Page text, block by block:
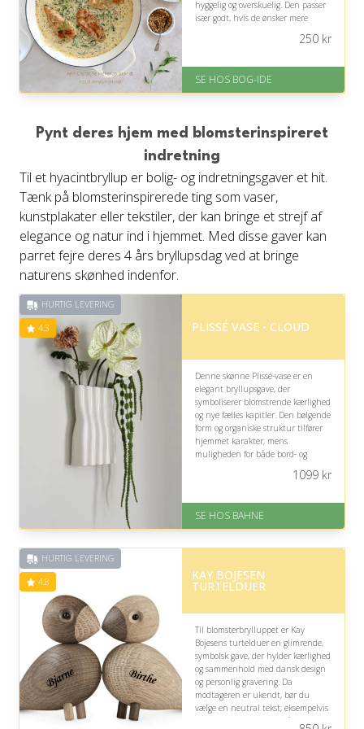
hyggelig og overskuelig. Den passer
især godt, hvis de ønsker mere
hjemmelavet mad uden lange
På lager
Levering: 1-3 hverdage -
Fremragende Trustpilot rating
på 4.6 ud af 5
250kr
SE HOS BOG-IDE
Pynt deres hjem med blomsterinspireret
indretning
Til et hyacintbryllup er bolig- og indretningsgaver et hit.
Tænk på blomsterinspirerede ting som vaser,
kunstplakater eller tekstiler, der kan bringe et strejf af
elegance og natur ind i hjemmet. Med disse gaver kan
parret fejre deres 4 års bryllupsdag ved at bringe
naturens skønhed indenfor.
HURTIG LEVERING
4.3 PLISSÉ VASE - CLOUD
Denne skønne Plissé-vase er en
elegant bryllupsgave, der
symboliserer blomstrende kærlighed
og nye fælles kapitler. Den bølgende
form og organiske struktur tilfører
hjemmet karakter, mens
muligheden for både bord- og
På lager
Levering: 1-3 hverdage
Fremragende Trustpilot rating
1099kr
SE HOS BAHNE
HURTIG LEVERING
4.8 KAY BOJESEN
TURTELDUER
Til blomsterbrylluppet er Kay
Bojesens turtelduer en glimrende,
symbolsk gave, der hylder kærlighed
og sammenhold med dansk design
og personlig gravering. Da
modtageren er ukendt, bør du
vælge en neutral tekst, eksempelvis
navne og bryllupsdato, så gaven